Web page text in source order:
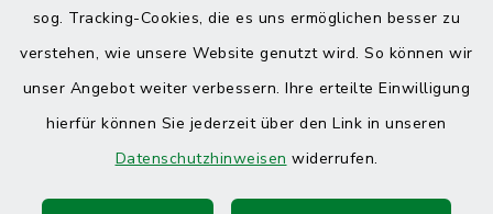
sog. Tracking-Cookies, die es uns ermöglichen besser zu
verstehen, wie unsere Website genutzt wird. So können wir
unser Angebot weiter verbessern. Ihre erteilte Einwilligung
hierfür können Sie jederzeit über den Link in unseren
Datenschutzhinweisen widerrufen.